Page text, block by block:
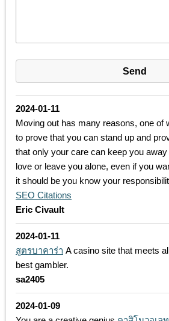
2024-01-11
Moving out has many reasons, one of
to prove that you can stand up and
that only your care can keep you
love or leave you alone, even if you
it should be you know your
SEO Citations
Eric Civault
2024-01-11
สูตรบาคาร่า A casino site that meets
best gambler.
sa2405
2024-01-09